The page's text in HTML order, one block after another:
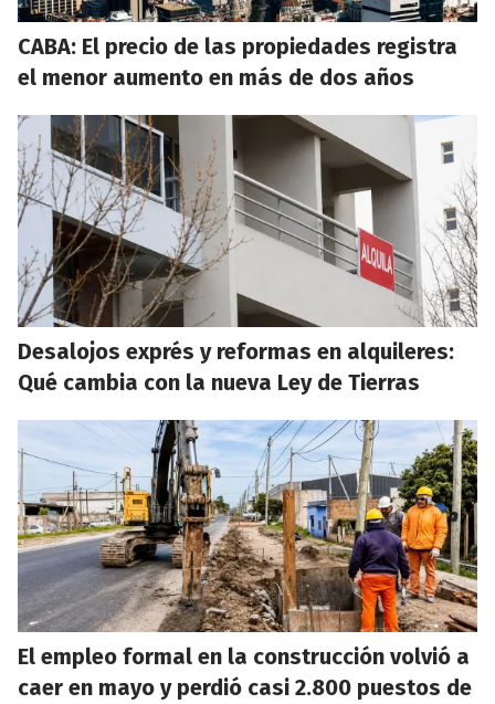
CABA: El precio de las propiedades registra
el menor aumento en más de dos años
Desalojos exprés y reformas en alquileres:
Qué cambia con la nueva Ley de Tierras
El empleo formal en la construcción volvió a
caer en mayo y perdió casi 2.800 puestos de